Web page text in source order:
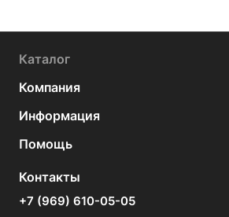
Каталог
Компания
Информация
Помощь
Контакты
+7 (969) 610-05-05